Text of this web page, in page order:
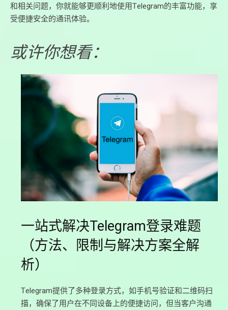
和相关问题，你就能够更顺利地使用Telegram的丰富功能，享
受便捷安全的通讯体验。
或许你想看：
一站式解决Telegram登录难题
（方法、限制与解决方案全解
析）
Telegram提供了多种登录方式，如手机号验证和二维码扫
描，确保了用户在不同设备上的便捷访问，但当客户沟通